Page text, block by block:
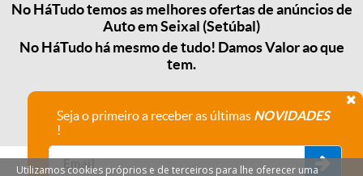
No HáTudo temos as melhores ofertas de anúncios de
Auto em Seixal (Setúbal)
No HáTudo há mesmo de tudo! Damos Valor ao que
tem.
Seja o primeiro a receber as últimas NOVIDADES
!
Utilizamos cookies próprios e de terceiros para lhe oferecer uma